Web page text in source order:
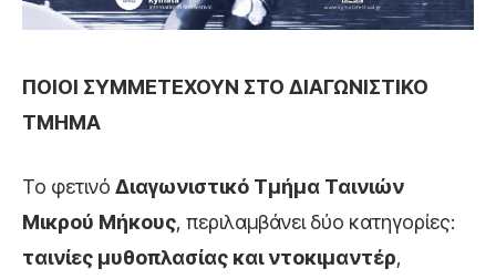
ΠΟΙΟΙ ΣΥΜΜΕΤΕΧΟΥΝ ΣΤΟ ΔΙΑΓΩΝΙΣΤΙΚΟ
ΤΜΗΜΑ
Το φετινό Διαγωνιστικό Τμήμα Ταινιών
Μικρού Μήκους, περιλαμβάνει δύο κατηγορίες:
ταινίες μυθοπλασίας και ντοκιμαντέρ,